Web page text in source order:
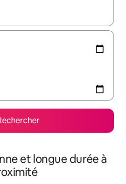
utilisez les flèches vers le
et longue durée à